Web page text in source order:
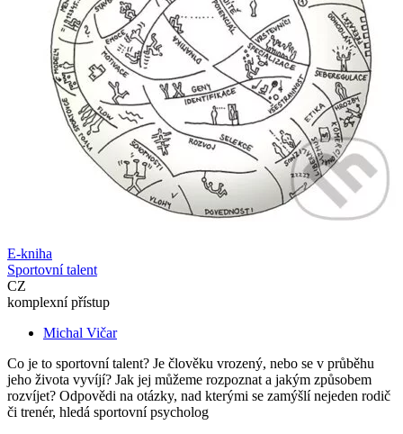
E-kniha
Sportovní talent
CZ
komplexní přístup
Michal Vičar
Co je to sportovní talent? Je člověku vrozený, nebo se v průběhu
jeho života vyvíjí? Jak jej můžeme rozpoznat a jakým způsobem
rozvíjet? Odpovědi na otázky, nad kterými se zamýšlí nejeden rodič
či trenér, hledá sportovní psycholog